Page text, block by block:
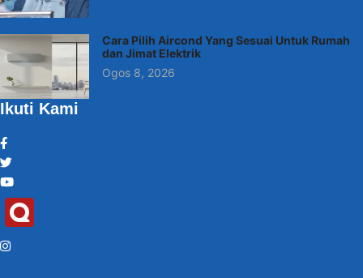
Cara Pilih Aircond Yang Sesuai Untuk Rumah
dan Jimat Elektrik
Ogos 8, 2026
Ikuti Kami